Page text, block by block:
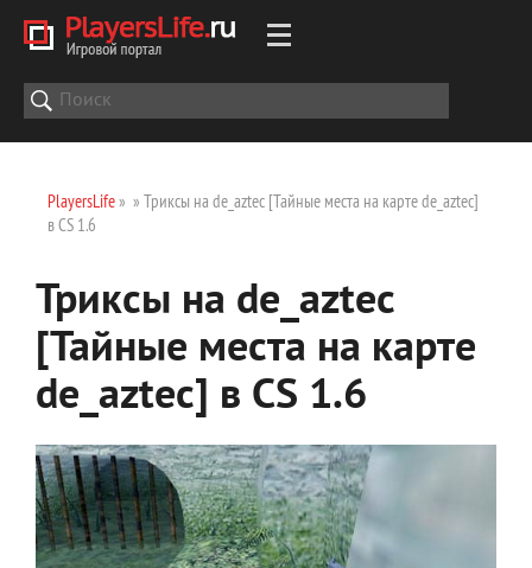
PlayersLife» » Триксы на de_aztec [Тайные места на карте de_aztec]
в CS 1.6
Триксы на de_aztec
[Тайные места на карте
de_aztec] в CS 1.6